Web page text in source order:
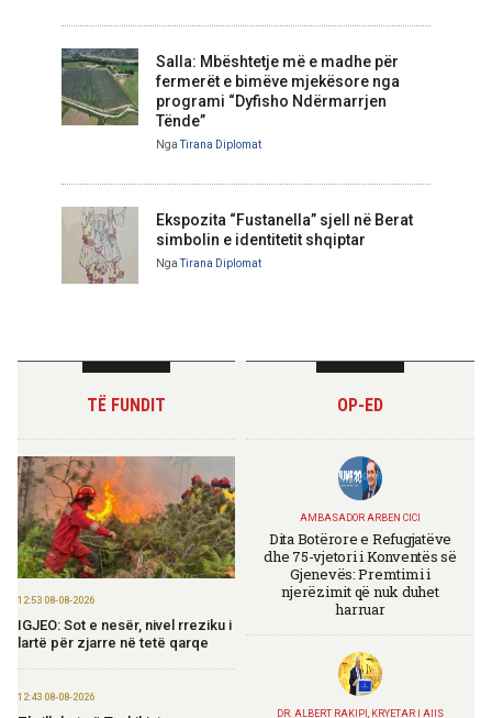
Salla: Mbështetje më e madhe për
fermerët e bimëve mjekësore nga
programi “Dyfisho Ndërmarrjen
Tënde”
NgaTirana Diplomat
Ekspozita “Fustanella” sjell në Berat
simbolin e identitetit shqiptar
NgaTirana Diplomat
TË FUNDIT
12:53 08-08-2026
IGJEO: Sot e nesër, nivel rreziku i
lartë për zjarre në tetë qarqe
12:43 08-08-2026
OP-ED
AMBASADOR ARBEN CICI
Dita Botërore e Refugjatëve
dhe 75-vjetori i Konventës së
Gjenevës: Premtimi i
njerëzimit që nuk duhet
harruar
DR. ALBERT RAKIPI, KRYETAR I AIIS